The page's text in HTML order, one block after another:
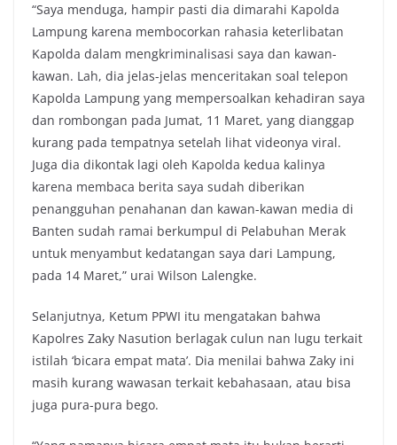
“Saya menduga, hampir pasti dia dimarahi Kapolda
Lampung karena membocorkan rahasia keterlibatan
Kapolda dalam mengkriminalisasi saya dan kawan-
kawan. Lah, dia jelas-jelas menceritakan soal telepon
Kapolda Lampung yang mempersoalkan kehadiran saya
dan rombongan pada Jumat, 11 Maret, yang dianggap
kurang pada tempatnya setelah lihat videonya viral.
Juga dia dikontak lagi oleh Kapolda kedua kalinya
karena membaca berita saya sudah diberikan
penangguhan penahanan dan kawan-kawan media di
Banten sudah ramai berkumpul di Pelabuhan Merak
untuk menyambut kedatangan saya dari Lampung,
pada 14 Maret,” urai Wilson Lalengke.
Selanjutnya, Ketum PPWI itu mengatakan bahwa
Kapolres Zaky Nasution berlagak culun nan lugu terkait
istilah ‘bicara empat mata’. Dia menilai bahwa Zaky ini
masih kurang wawasan terkait kebahasaan, atau bisa
juga pura-pura bego.